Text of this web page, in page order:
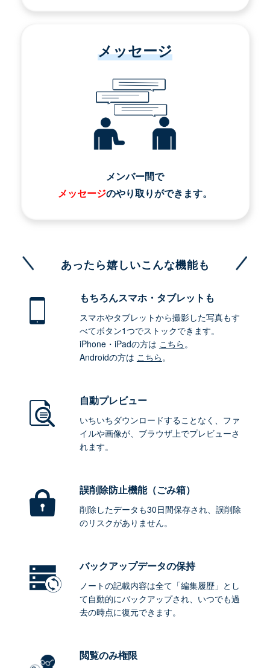
メッセージ
メンバー間で
メッセージのやり取りができます。
あったら嬉しいこんな機能も
もちろんスマホ・タブレットも
スマホやタブレットから撮影した写真もす
べてボタン1つでストックできます。
iPhone・iPadの方は こちら。
Androidの方は こちら。
自動プレビュー
いちいちダウンロードすることなく、ファ
イルや画像が、ブラウザ上でプレビューさ
れます。
誤削除防止機能（ごみ箱）
削除したデータも30日間保存され、誤削除
のリスクがありません。
バックアップデータの保持
ノートの記載内容は全て「編集履歴」とし
て自動的にバックアップされ、いつでも過
去の時点に復元できます。
閲覧のみ権限